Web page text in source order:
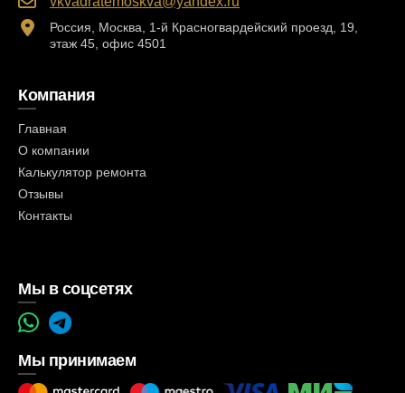
Россия, Москва, 1-й Красногвардейский проезд, 19,
этаж 45, офис 4501
Компания
Главная
О компании
Калькулятор ремонта
Отзывы
Контакты
Мы в соцсетях
Мы принимаем